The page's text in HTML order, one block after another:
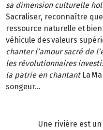
sa dimension culturelle
Sacraliser, reconnaître
ressource naturelle et
véhicule des valeurs
chanter l’amour sacré de
les révolutionnaires
la patrie en chantantLa
songeur…
Une rivière est